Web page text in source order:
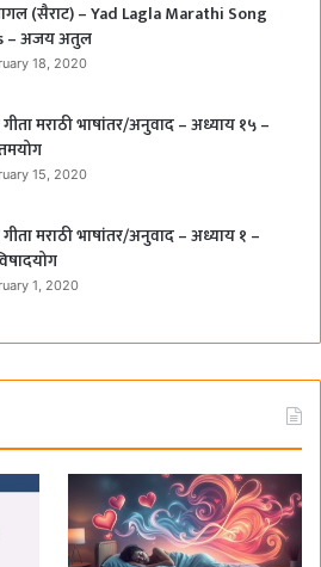
(सैराट) – Yad Lagla Marathi Song
– अजय अतुल
18, 2020
मराठी भाषांतर/अनुवाद – अध्याय १५ –
15, 2020
मराठी भाषांतर/अनुवाद – अध्याय १ –
1, 2020